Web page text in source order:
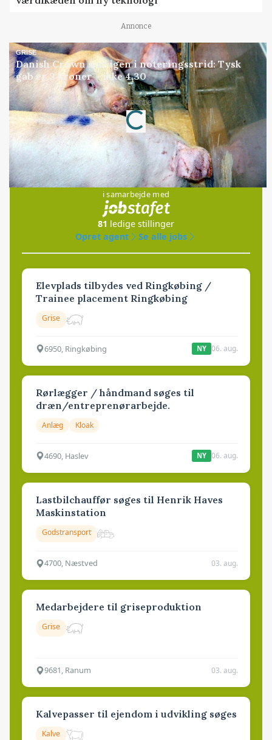
Annonce
GRISE
Danish Crown slår igen i noteringsstrid: Tysk
gab er 3 kroner – ikke 4,30
Annonce
Loading...
Jobs
i samarbejde med
81 ledige stillinger
Opret agent
Se alle jobs
Elevplads tilbydes ved Ringkøbing /
Trainee placement Ringkøbing
Grise
6950, Ringkøbing NY 06. aug.
Rørlægger / håndmand søges til
dræn/entreprenørarbejde.
Anlæg Kloak
4690, Haslev NY 06. aug.
Lastbilchauffør søges til Henrik Haves
Maskinstation
Godstransport
4700, Næstved 03. aug.
Medarbejdere til griseproduktion
Grise
9681, Ranum 03. aug.
Kalvepasser til ejendom i udvikling søges
Kalve